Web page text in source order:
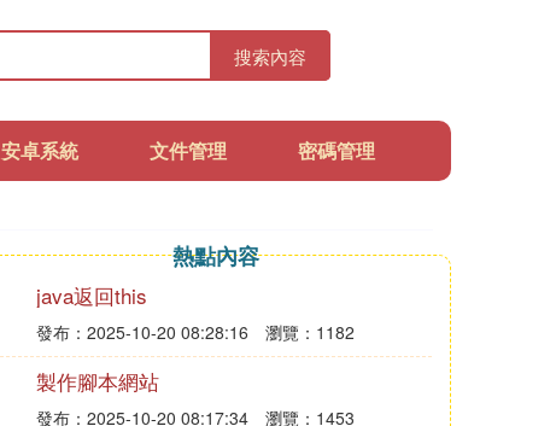
搜索內容
安卓系統 文件管理 密碼管理
熱點內容
java返回this
發布：2025-10-20 08:28:16 瀏覽：1182
製作腳本網站
發布：2025-10-20 08:17:34 瀏覽：1453